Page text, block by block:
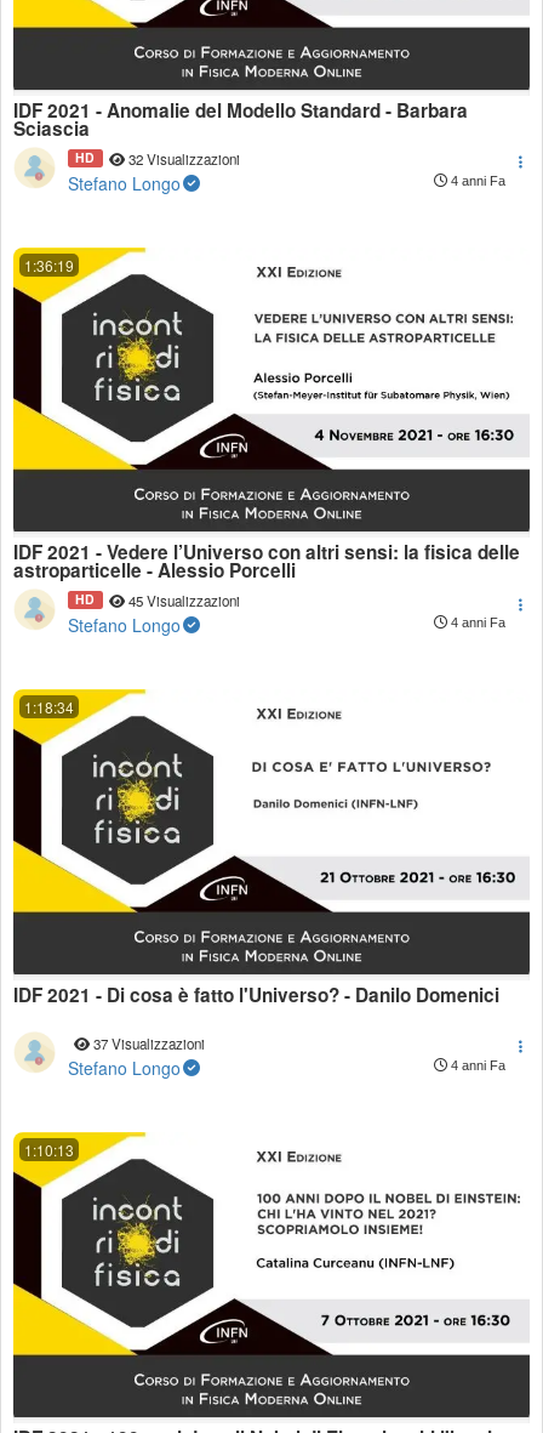
IDF 2021 - Anomalie del Modello Standard - Barbara
Sciascia
HD 32 Visualizzazioni
Stefano Longo 4 anni Fa
1:36:19
IDF 2021 - Vedere l’Universo con altri sensi: la fisica delle
astroparticelle - Alessio Porcelli
HD 45 Visualizzazioni
Stefano Longo 4 anni Fa
1:18:34
IDF 2021 - Di cosa è fatto l'Universo? - Danilo Domenici
37 Visualizzazioni
Stefano Longo 4 anni Fa
1:10:13